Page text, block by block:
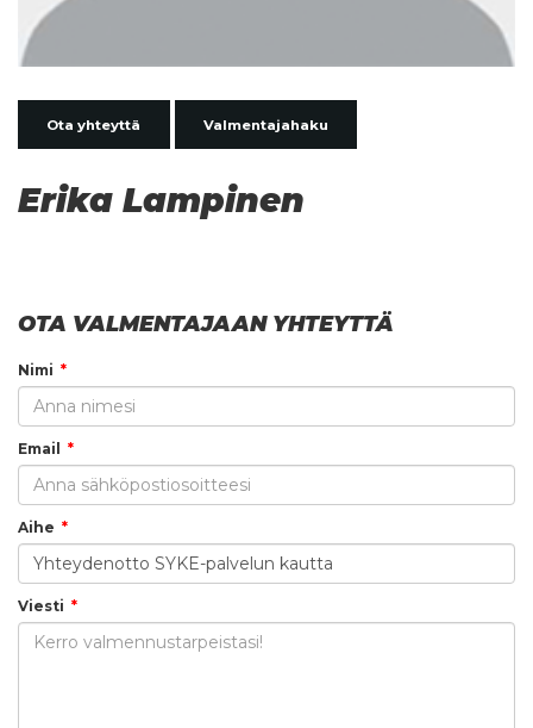
Ota yhteyttä Valmentajahaku
Erika Lampinen
OTA VALMENTAJAAN YHTEYTTÄ
Nimi
Email
Aihe
Viesti